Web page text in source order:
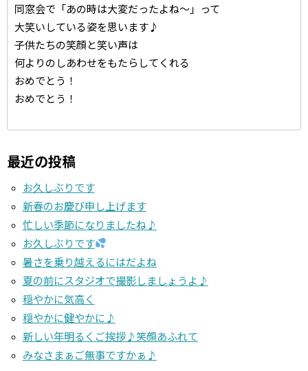
同窓会で「あの時は大変だったよね～」って
大笑いしている姿を思います♪
子供たちの笑顔と笑い声は
何よりのしあわせをもたらしてくれる
おめでとう！
おめでとう！
最近の投稿
お久しぶりです
新春のお慶び申し上げます
忙しい季節になりましたね♪
お久しぶりです
暑さを乗り越えるにはだよね
夏の前にスタジオで撮影しましょうよ♪
穏やかに気高く
穏やかに健やかに♪
新しい年明るくご挨拶♪笑顔あふれて
みなさまぁご無事ですかぁ♪